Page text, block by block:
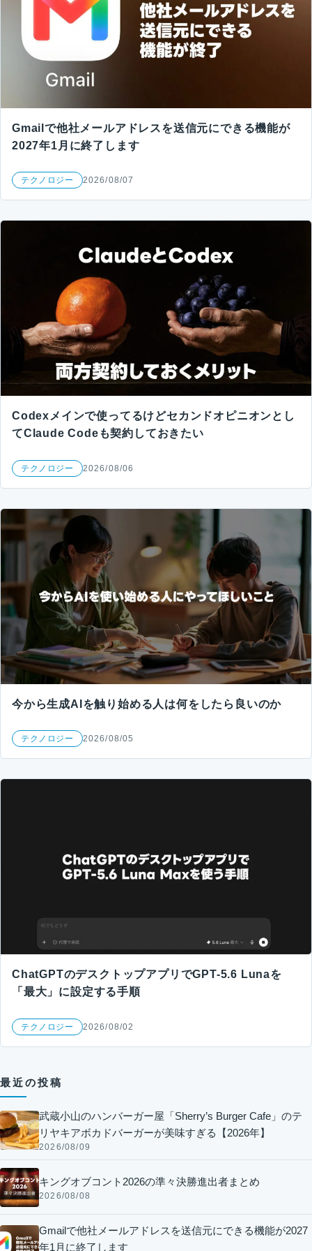
Gmailで他社メールアドレスを送信元にできる機能が
2027年1月に終了します
テクノロジー 2026/08/07
Codexメインで使ってるけどセカンドオピニオンとし
てClaude Codeも契約しておきたい
テクノロジー 2026/08/06
今から生成AIを触り始める人は何をしたら良いのか
テクノロジー 2026/08/05
ChatGPTのデスクトップアプリでGPT-5.6 Lunaを
「最大」に設定する手順
テクノロジー 2026/08/02
最近の投稿
武蔵小山のハンバーガー屋「Sherry’s Burger Cafe」のテ
リヤキアボカドバーガーが美味すぎる【2026年】
2026/08/09
キングオブコント2026の準々決勝進出者まとめ
2026/08/08
Gmailで他社メールアドレスを送信元にできる機能が2027
年1月に終了します